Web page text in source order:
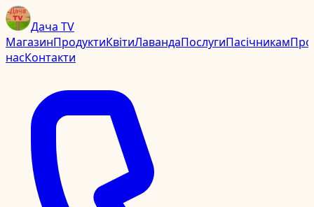
Дача TV
МагазинПродуктиКвітиЛавандаПослугиПасічникамПро
насКонтакти